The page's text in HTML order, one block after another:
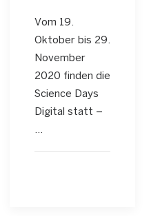
Vom 19.
Oktober bis 29.
November
2020 finden die
Science Days
Digital statt –
…